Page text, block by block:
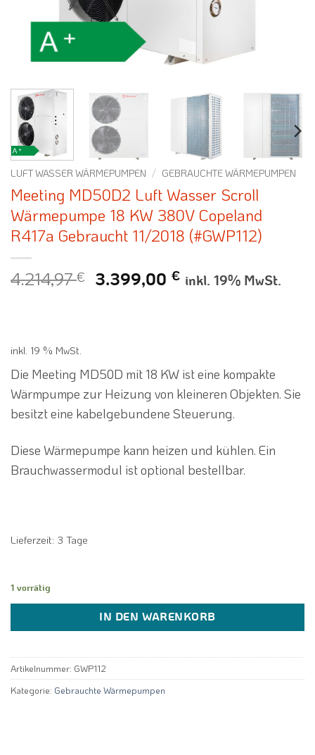
LUFT WASSER WÄRMEPUMPEN / GEBRAUCHTE WÄRMEPUMPEN
Meeting MD50D2 Luft Wasser Scroll
Wärmepumpe 18 KW 380V Copeland
R417a Gebraucht 11/2018 (#GWP112)
4.214,97€
Ursprünglicher
3.399,00€Aktueller
inkl. 19% MwSt.
inkl. 19 % MwSt.
Die Meeting MD50D mit 18 KW ist eine kompakte
Wärmpumpe zur Heizung von kleineren Objekten. Sie
besitzt eine kabelgebundene Steuerung.
Diese Wärmepumpe kann heizen und kühlen. Ein
Brauchwassermodul ist optional bestellbar.
Lieferzeit: 3 Tage
1 vorrätig
IN DEN WARENKORB
Artikelnummer: GWP112
Kategorie: Gebrauchte Wärmepumpen